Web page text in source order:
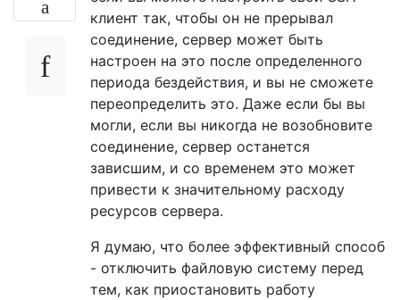
клиент так, чтобы он не прерывал
соединение, сервер может быть
настроен на это после определенного
периода бездействия, и вы не сможете
переопределить это. Даже если бы вы
могли, если вы никогда не возобновите
соединение, сервер останется
зависшим, и со временем это может
привести к значительному расходу
ресурсов сервера.
Я думаю, что более эффективный способ
- отключить файловую систему перед
тем, как приостановить работу